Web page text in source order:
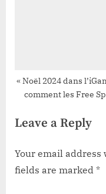
« Noël 2024 dans
comment les Free
d’acquisition des
trafic qualifié et
l’engagement
Leave a Reply
Your email
fields are marked *